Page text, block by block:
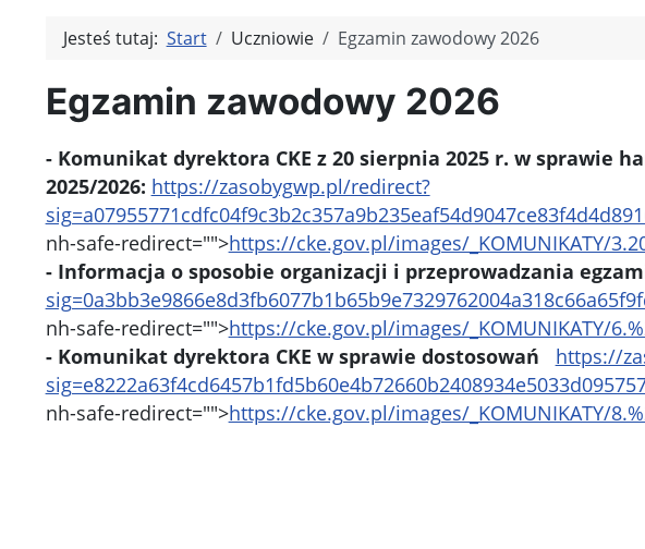
Jesteś tutaj: Start Uczniowie Egzamin zawodowy 2026
Egzamin zawodowy 2026
- Komunikat dyrektora CKE z 20 sierpnia 2025 r. w sprawie
2025/2026: https://zasobygwp.pl/redirect?
nh-safe-redirect="">https://cke.gov.pl/images/_KOMUNIKATY/
- Informacja o sposobie organizacji i przeprowadzania
nh-safe-redirect="">https://cke.gov.pl/images/_KOMUNIKATY/
- Komunikat dyrektora CKE w sprawie dostosowań
https://
nh-safe-redirect="">https://cke.gov.pl/images/_KOMUNIKATY/